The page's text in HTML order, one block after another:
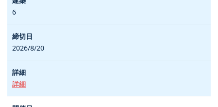
6
2026/8/20
詳細